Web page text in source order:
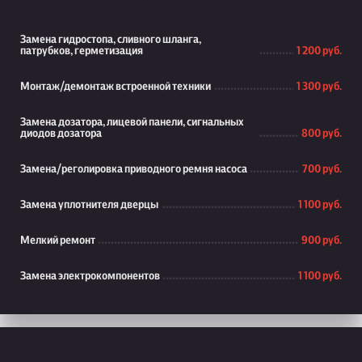
Замена гидростопа, сливного шланга,
патрубков, герметизация
1 200 руб.
Монтаж/демонтаж встроенной техники 1 300 руб.
Замена дозатора, лицевой панели, сигнальных
диодов дозатора
800 руб.
Замена/реголировка приводного ремня насоса 700 руб.
Замена уплотнителя дверцы 1 100 руб.
Мелкий ремонт 900 руб.
Замена электрокомпонентов 1 100 руб.